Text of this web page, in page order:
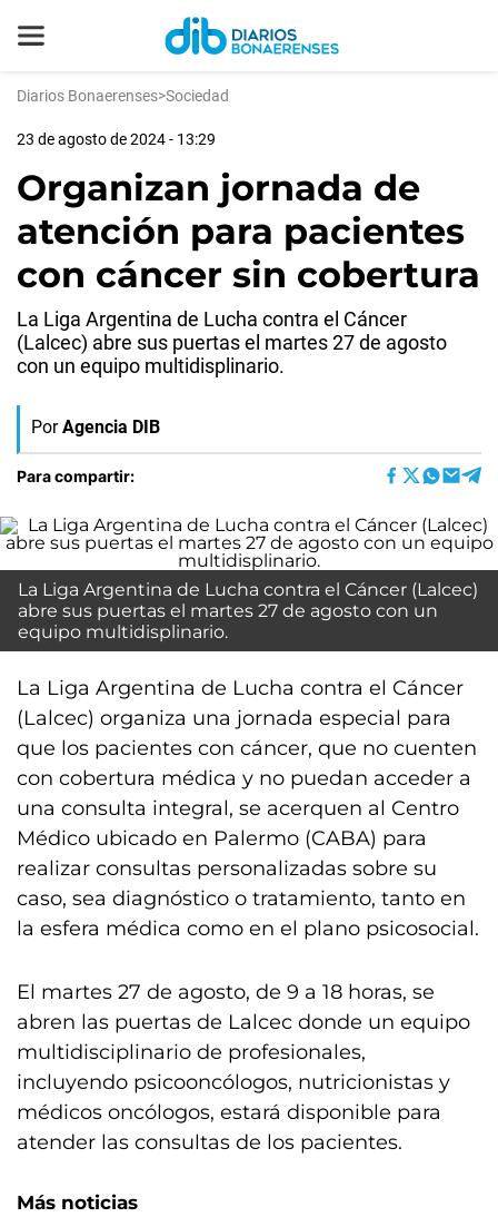
Diarios Bonaerenses>Sociedad
23 de agosto de 2024 - 13:29
Organizan jornada de
atención para pacientes
con cáncer sin cobertura
La Liga Argentina de Lucha contra el Cáncer
(Lalcec) abre sus puertas el martes 27 de agosto
con un equipo multidisplinario.
Por Agencia DIB
Para compartir:
La Liga Argentina de Lucha contra el Cáncer (Lalcec)
abre sus puertas el martes 27 de agosto con un
equipo multidisplinario.
La Liga Argentina de Lucha contra el Cáncer
(Lalcec) organiza una jornada especial para
que los pacientes con cáncer, que no cuenten
con cobertura médica y no puedan acceder a
una consulta integral, se acerquen al Centro
Médico ubicado en Palermo (CABA) para
realizar consultas personalizadas sobre su
caso, sea diagnóstico o tratamiento, tanto en
la esfera médica como en el plano psicosocial.
El martes 27 de agosto, de 9 a 18 horas, se
abren las puertas de Lalcec donde un equipo
multidisciplinario de profesionales,
incluyendo psicooncólogos, nutricionistas y
médicos oncólogos, estará disponible para
atender las consultas de los pacientes.
Más noticias